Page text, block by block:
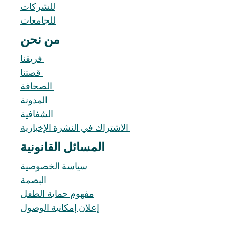
للشركات
للجامعات
من نحن
سياسة الخصوصية
مفهوم حماية الطفل
إعلان إمكانية الوصول